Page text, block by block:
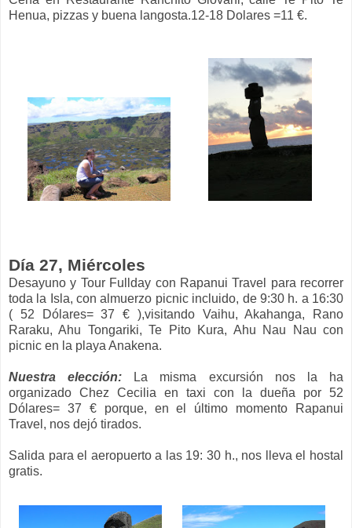
Henua, pizzas y buena langosta.12-18 Dolares =11 €.
Día 27, Miércoles
Desayuno y Tour Fullday con Rapanui Travel para recorrer
toda la Isla, con almuerzo picnic incluido, de 9:30 h. a 16:30
( 52 Dólares= 37 € ),visitando Vaihu, Akahanga, Rano
Raraku, Ahu Tongariki, Te Pito Kura, Ahu Nau Nau con
picnic en la playa Anakena.
Nuestra elección: La misma excursión nos la ha
organizado Chez Cecilia en taxi con la dueña por 52
Dólares= 37 € porque, en el último momento Rapanui
Travel, nos dejó tirados.
Salida para el aeropuerto a las 19: 30 h., nos lleva el hostal
gratis.